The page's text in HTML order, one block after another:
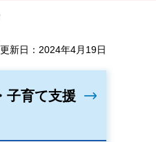
更新日：2024年4月19日
子育て支援